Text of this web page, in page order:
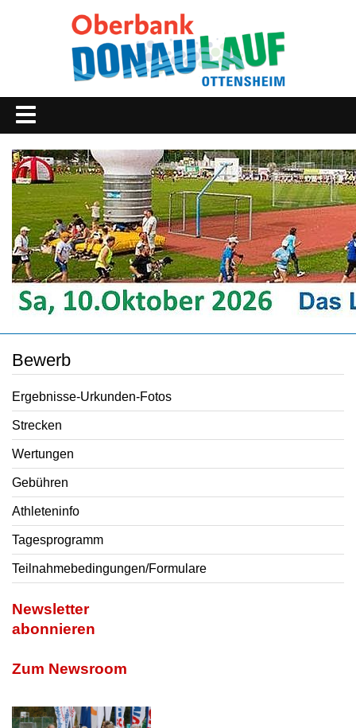
Bewerb
Ergebnisse-Urkunden-Fotos
Strecken
Wertungen
Gebühren
Athleteninfo
Tagesprogramm
Teilnahmebedingungen/Formulare
Newsletter
abonnieren
Zum Newsroom